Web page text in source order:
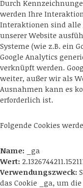
Durch
werden Ihre
Interaktionen sind alle
unserer Website
Systeme (wie z.B. ein
Google Analytics
verknüpft werden.
weiter, außer wir als
Ausnahmen kann es
erforderlich ist.
Folgende Cookies
Name: _ga
Wert:
Verwendungszweck:
das Cookie _ga, um